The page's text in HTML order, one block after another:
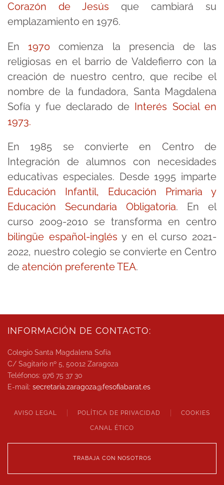
Corazón de Jesús que cambiará su
emplazamiento en 1976.
En 1970 comienza la presencia de las
religiosas en el barrio de Valdefierro con la
creación de nuestro centro, que recibe el
nombre de la fundadora, Santa Magdalena
Sofía y fue declarado de Interés Social en
1973.
En 1985 se convierte en Centro de
Integración de alumnos con necesidades
educativas especiales. Desde 1995 imparte
Educación Infantil, Educación Primaria y
Educación Secundaria Obligatoria. En el
curso 2009-2010 se transforma en centro
bilingüe español-inglés y en el curso 2021-
2022, nuestro colegio se convierte en Centro
de atención preferente TEA.
INFORMACIÓN DE CONTACTO:
Colegio Santa Magdalena Sofía
C/ Sagitario nº 5, 50012 Zaragoza
Teléfonos: 976 75 37 30
E-mail: secretaria.zaragoza@fesofiabarat.es
AVISO LEGAL POLÍTICA DE PRIVACIDAD COOKIES
CANAL ÉTICO
TRABAJA CON NOSOTROS